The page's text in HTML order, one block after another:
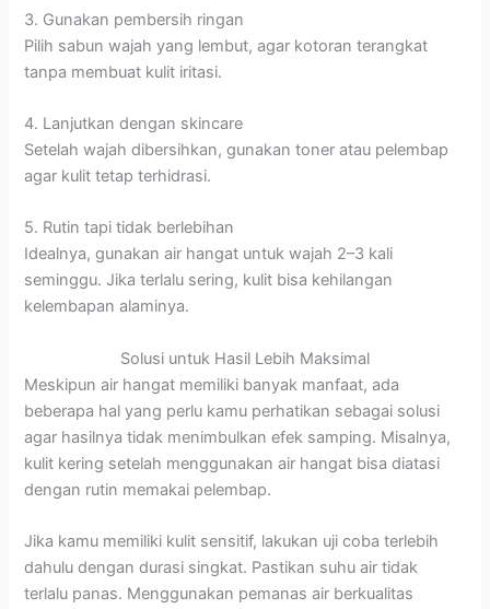
3. Gunakan pembersih ringan
Pilih sabun wajah yang lembut, agar kotoran terangkat
tanpa membuat kulit iritasi.
4. Lanjutkan dengan skincare
Setelah wajah dibersihkan, gunakan toner atau pelembap
agar kulit tetap terhidrasi.
5. Rutin tapi tidak berlebihan
Idealnya, gunakan air hangat untuk wajah 2–3 kali
seminggu. Jika terlalu sering, kulit bisa kehilangan
kelembapan alaminya.
Solusi untuk Hasil Lebih Maksimal
Meskipun air hangat memiliki banyak manfaat, ada
beberapa hal yang perlu kamu perhatikan sebagai solusi
agar hasilnya tidak menimbulkan efek samping. Misalnya,
kulit kering setelah menggunakan air hangat bisa diatasi
dengan rutin memakai pelembap.
Jika kamu memiliki kulit sensitif, lakukan uji coba terlebih
dahulu dengan durasi singkat. Pastikan suhu air tidak
terlalu panas. Menggunakan pemanas air berkualitas